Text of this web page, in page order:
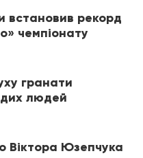
встановив рекорд
чемпіонату
гранати
людей
Віктора Юзепчука